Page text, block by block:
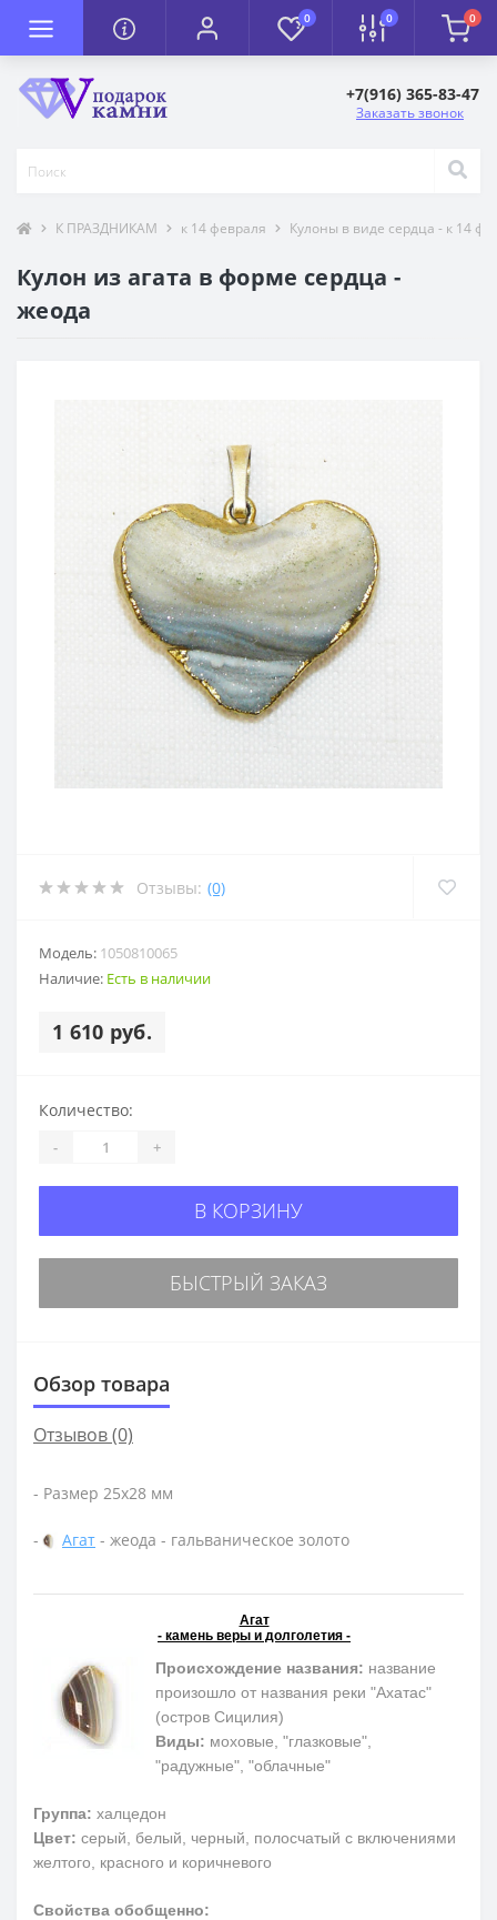
0 0 0
+7(916) 365-83-47
Заказать звонок
К ПРАЗДНИКАМ к 14 февраля Кулоны в виде сердца - к 14
Кулон из агата в форме сердца -
жеода
Отзывы: (0)
Модель: 1050810065
Наличие: Есть в наличии
1 610 руб.
Количество:
- +
В КОРЗИНУ
БЫСТРЫЙ ЗАКАЗ
Обзор товара
Отзывов (0)
- Размер 25х28 мм
- Агат - жеода - гальваническое золото
Агат
- камень веры и долголетия -
Происхождение названия: название
произошло от названия реки "Ахатас"
(остров Сицилия)
Виды: моховые, "глазковые",
"радужные", "облачные"
Группа: халцедон
Цвет: серый, белый, черный, полосчатый с включениями
желтого, красного и коричневого
Свойства обобщенно: